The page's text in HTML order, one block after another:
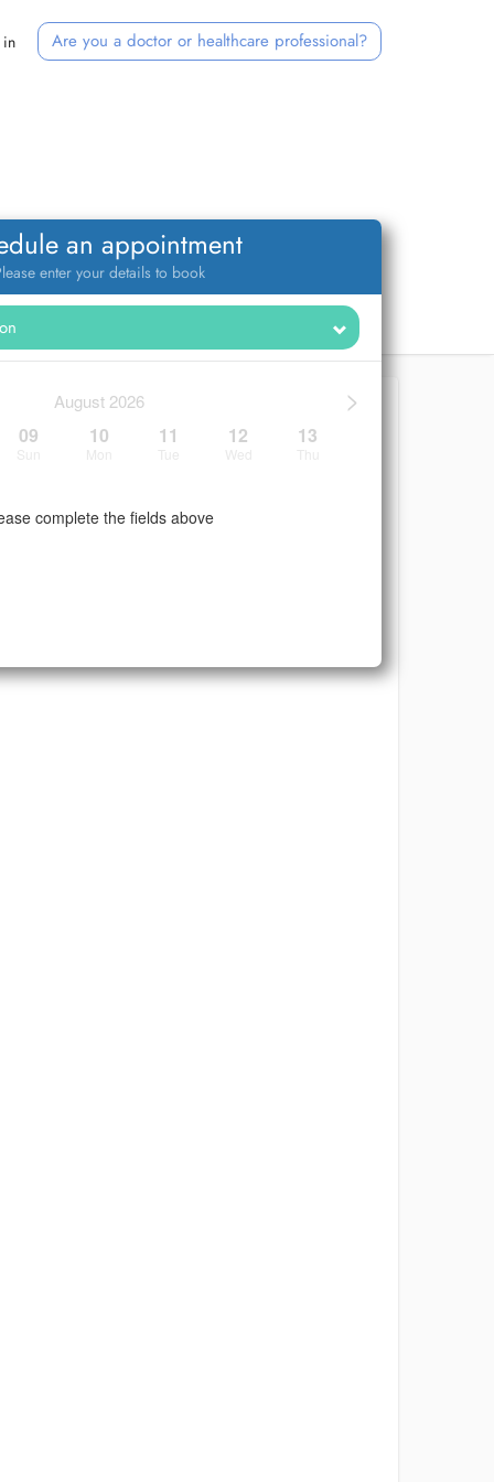
in Are you a doctor or healthcare professional?
an appointment
enter your details to book
>
August 2026
09 10 11 12 13
complete the fields above